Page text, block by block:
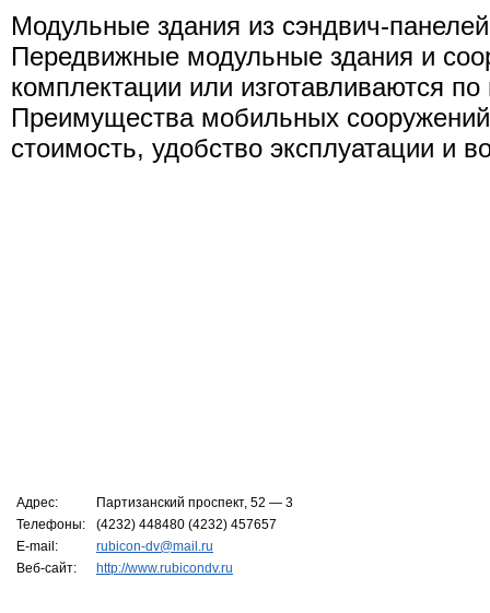
Модульные здания из сэндвич-панелей
Передвижные модульные здания и
комплектации или изготавливаются
Преимущества мобильных
стоимость, удобство эксплуатации и
Адрес:
Партизанский проспект, 52 — 3
Телефоны:
(4232) 448480 (4232) 457657
E-mail:
rubicon-dv@mail.ru
Веб-сайт:
http://www.rubicondv.ru